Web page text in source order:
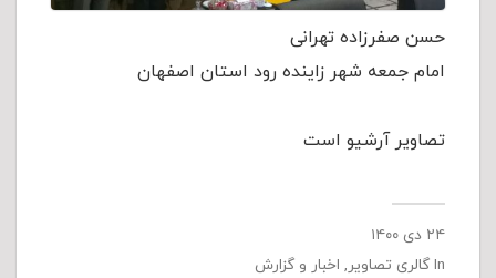
حسن صفرزاده تهرانی
امام جمعه شهر زاینده رود استان اصفهان
تصاویر آرشیو است
۲۴ دی ۱۴۰۰
In گالری تصاویر, اخبار و گزارش